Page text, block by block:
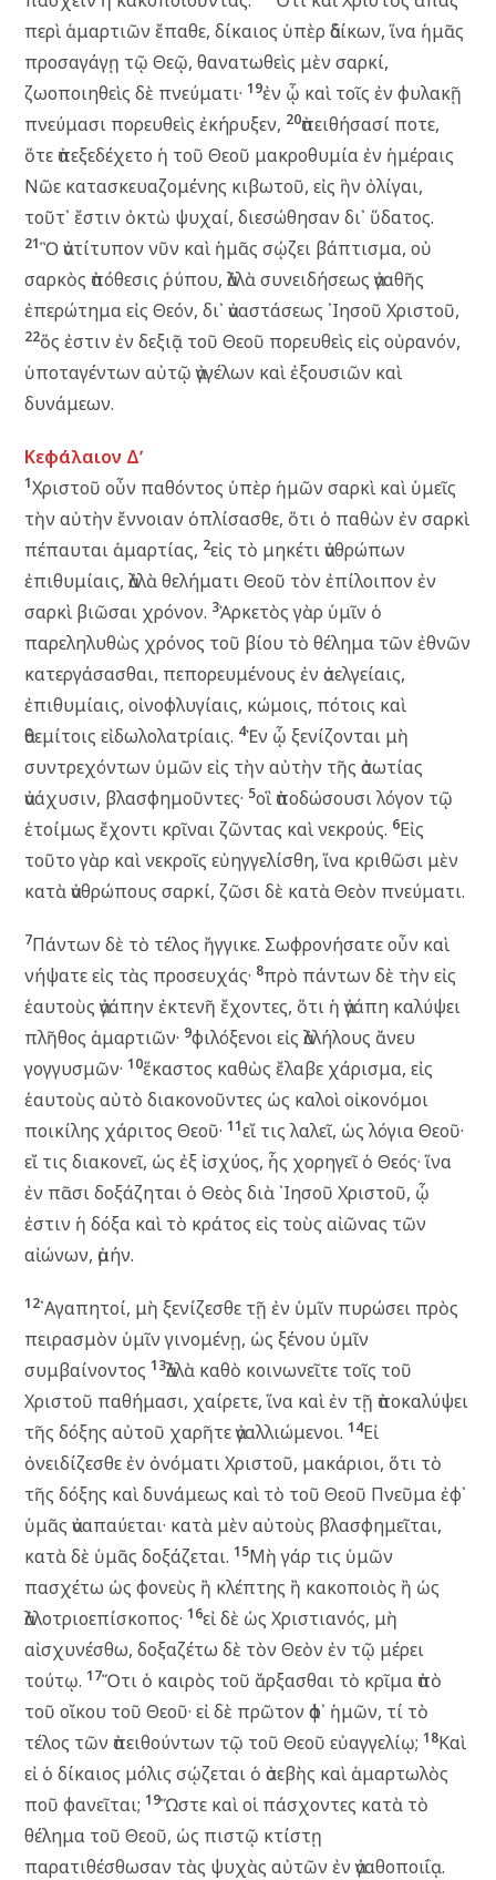
περὶ ἁμαρτιῶν ἔπαθε, δίκαιος ὑπὲρ ἀδίκων, ἵνα ἡμᾶς
προσαγάγῃ τῷ Θεῷ, θανατωθεὶς μὲν σαρκί,
ζωοποιηθεὶς δὲ πνεύματι· 19ἐν ᾧ καὶ τοῖς ἐν φυλακῇ
πνεύμασι πορευθεὶς ἐκήρυξεν, 20ἀπειθήσασί ποτε,
ὅτε ἀπεξεδέχετο ἡ τοῦ Θεοῦ μακροθυμία ἐν ἡμέραις
Νῶε κατασκευαζομένης κιβωτοῦ, εἰς ἣν ὀλίγαι,
τοῦτ᾽ ἔστιν ὀκτὼ ψυχαί, διεσώθησαν δι᾽ ὕδατος.
21Ὃ ἀντίτυπον νῦν καὶ ἡμᾶς σῴζει βάπτισμα, οὐ
σαρκὸς ἀπόθεσις ῥύπου, ἀλλὰ συνειδήσεως ἀγαθῆς
ἐπερώτημα εἰς Θεόν, δι᾽ ἀναστάσεως ᾿Ιησοῦ Χριστοῦ,
22ὅς ἐστιν ἐν δεξιᾷ τοῦ Θεοῦ πορευθεὶς εἰς οὐρανόν,
ὑποταγέντων αὐτῷ ἀγγέλων καὶ ἐξουσιῶν καὶ
δυνάμεων.
Κεφάλαιον Δʹ
1Χριστοῦ οὖν παθόντος ὑπὲρ ἡμῶν σαρκὶ καὶ ὑμεῖς
τὴν αὐτὴν ἔννοιαν ὁπλίσασθε, ὅτι ὁ παθὼν ἐν σαρκὶ
πέπαυται ἁμαρτίας, 2εἰς τὸ μηκέτι ἀνθρώπων
ἐπιθυμίαις, ἀλλὰ θελήματι Θεοῦ τὸν ἐπίλοιπον ἐν
σαρκὶ βιῶσαι χρόνον. 3Ἀρκετὸς γὰρ ὑμῖν ὁ
παρεληλυθὼς χρόνος τοῦ βίου τὸ θέλημα τῶν ἐθνῶν
κατεργάσασθαι, πεπορευμένους ἐν ἀσελγείαις,
ἐπιθυμίαις, οἰνοφλυγίαις, κώμοις, πότοις καὶ
ἀθεμίτοις εἰδωλολατρίαις. 4Ἐν ᾧ ξενίζονται μὴ
συντρεχόντων ὑμῶν εἰς τὴν αὐτὴν τῆς ἀσωτίας
ἀνάχυσιν, βλασφημοῦντες· 5οἳ ἀποδώσουσι λόγον τῷ
ἑτοίμως ἔχοντι κρῖναι ζῶντας καὶ νεκρούς. 6Εἰς
τοῦτο γὰρ καὶ νεκροῖς εὐηγγελίσθη, ἵνα κριθῶσι μὲν
κατὰ ἀνθρώπους σαρκί, ζῶσι δὲ κατὰ Θεὸν πνεύματι.
7Πάντων δὲ τὸ τέλος ἤγγικε. Σωφρονήσατε οὖν καὶ
νήψατε εἰς τὰς προσευχάς· 8πρὸ πάντων δὲ τὴν εἰς
ἑαυτοὺς ἀγάπην ἐκτενῆ ἔχοντες, ὅτι ἡ ἀγάπη καλύψει
πλῆθος ἁμαρτιῶν· 9φιλόξενοι εἰς ἀλλήλους ἄνευ
γογγυσμῶν· 10ἕκαστος καθὼς ἔλαβε χάρισμα, εἰς
ἑαυτοὺς αὐτὸ διακονοῦντες ὡς καλοὶ οἰκονόμοι
ποικίλης χάριτος Θεοῦ· 11εἴ τις λαλεῖ, ὡς λόγια Θεοῦ·
εἴ τις διακονεῖ, ὡς ἐξ ἰσχύος, ἧς χορηγεῖ ὁ Θεός· ἵνα
ἐν πᾶσι δοξάζηται ὁ Θεὸς διὰ ᾿Ιησοῦ Χριστοῦ, ᾧ
ἐστιν ἡ δόξα καὶ τὸ κράτος εἰς τοὺς αἰῶνας τῶν
αἰώνων, ἀμήν.
12᾿Αγαπητοί, μὴ ξενίζεσθε τῇ ἐν ὑμῖν πυρώσει πρὸς
πειρασμὸν ὑμῖν γινομένῃ, ὡς ξένου ὑμῖν
συμβαίνοντος 13ἀλλὰ καθὸ κοινωνεῖτε τοῖς τοῦ
Χριστοῦ παθήμασι, χαίρετε, ἵνα καὶ ἐν τῇ ἀποκαλύψει
τῆς δόξης αὐτοῦ χαρῆτε ἀγαλλιώμενοι. 14Εἰ
ὀνειδίζεσθε ἐν ὀνόματι Χριστοῦ, μακάριοι, ὅτι τὸ
τῆς δόξης καὶ δυνάμεως καὶ τὸ τοῦ Θεοῦ Πνεῦμα ἐφ᾽
ὑμᾶς ἀναπαύεται· κατὰ μὲν αὐτοὺς βλασφημεῖται,
κατὰ δὲ ὑμᾶς δοξάζεται. 15Μὴ γάρ τις ὑμῶν
πασχέτω ὡς φονεὺς ἢ κλέπτης ἢ κακοποιὸς ἢ ὡς
ἀλλοτριοεπίσκοπος· 16εἰ δὲ ὡς Χριστιανός, μὴ
αἰσχυνέσθω, δοξαζέτω δὲ τὸν Θεὸν ἐν τῷ μέρει
τούτῳ. 17Ὅτι ὁ καιρὸς τοῦ ἄρξασθαι τὸ κρῖμα ἀπὸ
τοῦ οἴκου τοῦ Θεοῦ· εἰ δὲ πρῶτον ἀφ᾽ ἡμῶν, τί τὸ
τέλος τῶν ἀπειθούντων τῷ τοῦ Θεοῦ εὐαγγελίῳ; 18Καὶ
εἰ ὁ δίκαιος μόλις σῴζεται ὁ ἀσεβὴς καὶ ἁμαρτωλὸς
ποῦ φανεῖται; 19Ὥστε καὶ οἱ πάσχοντες κατὰ τὸ
θέλημα τοῦ Θεοῦ, ὡς πιστῷ κτίστῃ
παρατιθέσθωσαν τὰς ψυχὰς αὐτῶν ἐν ἀγαθοποιΐᾳ.